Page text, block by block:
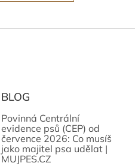
BLOG
Povinná Centrální
evidence psů (CEP) od
července 2026: Co musíš
jako majitel psa udělat |
MUJPES.CZ